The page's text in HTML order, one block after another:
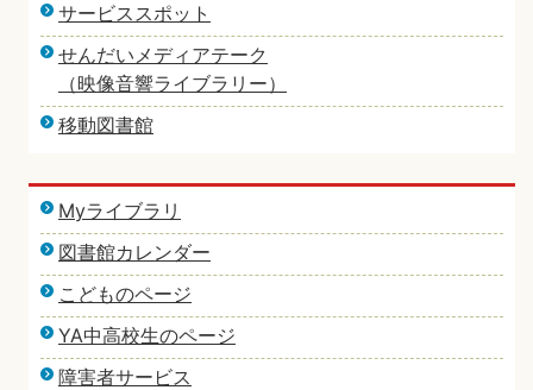
サービススポット
せんだいメディアテーク
（映像音響ライブラリー）
移動図書館
Myライブラリ
図書館カレンダー
こどものページ
YA中高校生のページ
障害者サービス